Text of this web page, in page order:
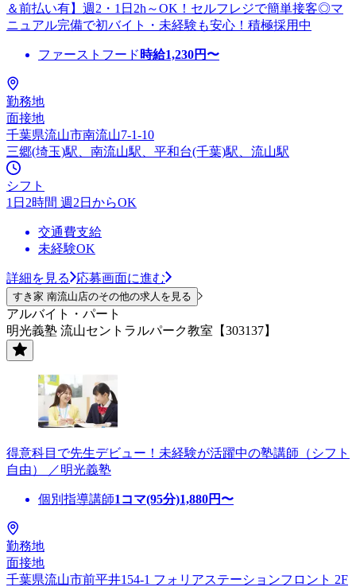
＆前払い有】週2・1日2h～OK！セルフレジで簡単接客◎マ
ニュアル完備で初バイト・未経験も安心！積極採用中
ファーストフード 時給1,230円〜
勤務地
面接地
千葉県流山市南流山7-1-10
三郷(埼玉)駅、南流山駅、平和台(千葉)駅、流山駅
シフト
1日2時間 週2日からOK
交通費支給
未経験OK
詳細を見る 応募画面に進む
すき家 南流山店のその他の求人を見る
アルバイト・パート
明光義塾 流山セントラルパーク教室【303137】
得意科目で先生デビュー！未経験が活躍中の塾講師（シフト
自由） ／明光義塾
個別指導講師1コマ(95分)1,880円〜
勤務地
面接地
千葉県流山市前平井154-1 フォリアステーションフロント 2F